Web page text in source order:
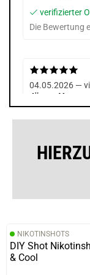
verifizierter
Die Bewertung
04.05.2026 —
Jürgen V.
Robert
Die Bewertung
NIKOTINSHOTS
DIY Shot
& Cool